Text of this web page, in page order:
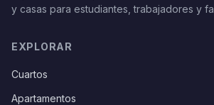
y casas para estudiantes, trabajadores y
EXPLORAR
Cuartos
Apartamentos